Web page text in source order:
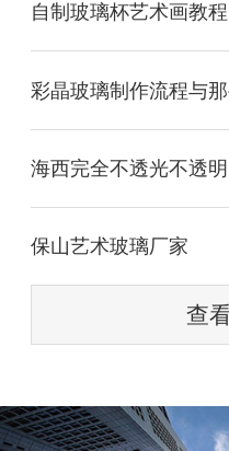
自制玻璃杯艺术画教程
彩晶玻璃制作流程与
海西完全不透光不透
保山艺术玻璃厂家
查